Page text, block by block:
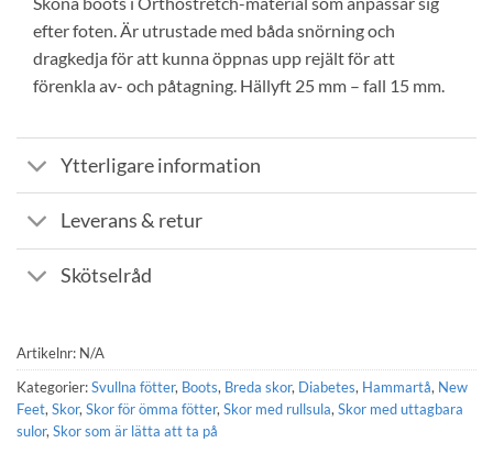
efter foten. Är utrustade med båda snörning och
dragkedja för att kunna öppnas upp rejält för att
förenkla av- och påtagning. Hällyft 25 mm – fall 15 mm.
Ytterligare information
Leverans & retur
Skötselråd
Artikelnr: N/A
Kategorier:Svullna fötter, Boots, Breda skor, Diabetes, Hammartå, New
Feet, Skor, Skor för ömma fötter, Skor med rullsula, Skor med uttagbara
sulor, Skor som är lätta att ta på